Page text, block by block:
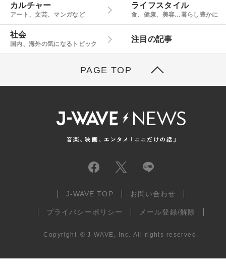
カルチャー
アート、文芸、マンガなど
ライフスタイル
食、健康、美容…暮らし豊かに
社会
国内、海外の気になるトピック
注目の記事
PAGE TOP
J-WAVE TOP お問い合わせ
プライバシーポリシー メール登録/解除
Copyright © J-WAVE, Inc. All rights reserved.